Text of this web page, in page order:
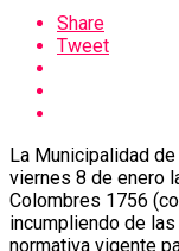
Share
Tweet
La Municipalidad
viernes 8 de enero
Colombres 1756
incumpliendo de
normativa vigente